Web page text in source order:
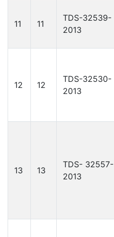
11 11
TDS-32539-
2013
12 12
TDS-32530-
2013
13 13
TDS- 32557-
2013